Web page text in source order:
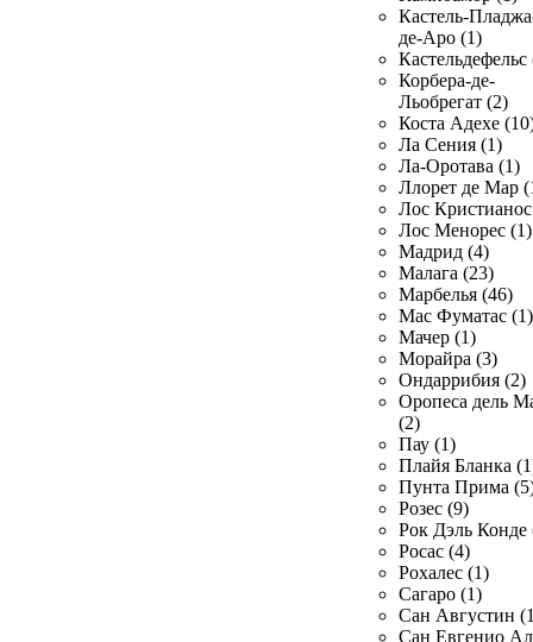
Кастель-
де-Аро (1)
Кастельдефельс
Корбера-де-
Льобрегат (2)
Коста Адехе
Ла Сения (1)
Ла-Оротава (1)
Ллорет де Мар
Лос
Лос Менорес (1)
Мадрид (4)
Малага (23)
Марбелья (46)
Мас Фуматас (1)
Мачер (1)
Морайра (3)
Ондаррибия (2)
Оропеса дель
(2)
Пау (1)
Плайя Бланка
Пунта Прима
Розес (9)
Рок Дэль Конде
Росас (4)
Рохалес (1)
Сагаро (1)
Сан Августин
Сан Евгенио